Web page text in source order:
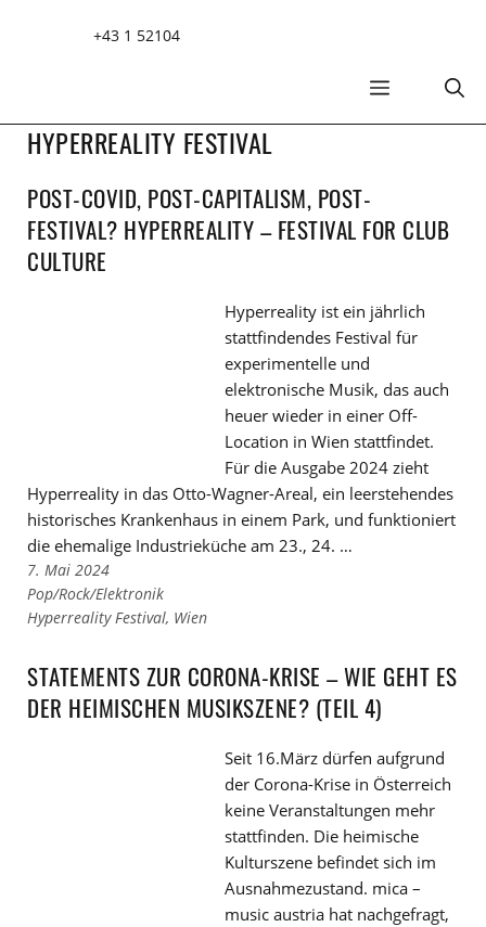
+43 1 52104
MENÜ
HYPERREALITY FESTIVAL
POST-COVID, POST-CAPITALISM, POST-
FESTIVAL? HYPERREALITY – FESTIVAL FOR CLUB
CULTURE
Hyperreality ist ein jährlich
stattfindendes Festival für
experimentelle und
elektronische Musik, das auch
heuer wieder in einer Off-
Location in Wien stattfindet.
Für die Ausgabe 2024 zieht
Hyperreality in das Otto-Wagner-Areal, ein leerstehendes
historisches Krankenhaus in einem Park, und funktioniert
die ehemalige Industrieküche am 23., 24. …
7. Mai 2024
Links
zu
Kategorien
Pop/Rock/Elektronik
Links
den
Tags
Hyperreality Festival, Wien
STATEMENTS ZUR CORONA-KRISE – WIE GEHT ES
DER HEIMISCHEN MUSIKSZENE? (TEIL 4)
Seit 16.März dürfen aufgrund
der Corona-Krise in Österreich
keine Veranstaltungen mehr
stattfinden. Die heimische
Kulturszene befindet sich im
Ausnahmezustand. mica –
music austria hat nachgefragt,